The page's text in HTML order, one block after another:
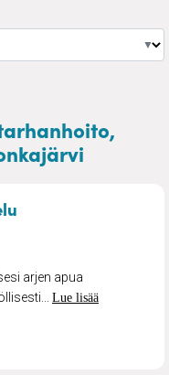
▼
arjen apua
Lue lisää